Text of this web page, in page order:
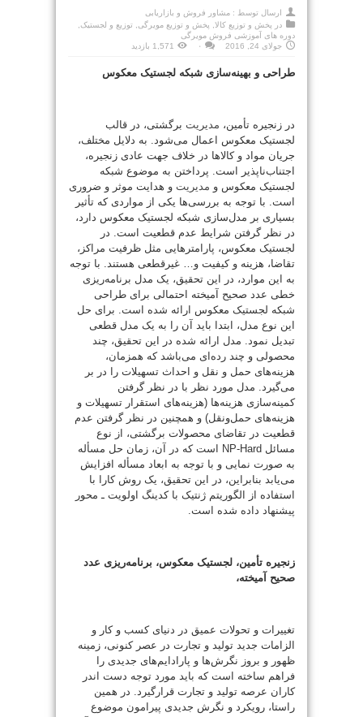
ارسال توسط : مشاور فروش و بازاریابی
در پخش و توزیع کالا, پخش و توزیع مویرگی, توزیع و لجستیک,
دوره های آموزشی فروش مویرگی
جولای 24, 2016
۰ 1,571 بازدید
طراحی و بهینه‌سازی شبکه لجستیک معکوس
در زنجیره تأمین، مدیریت برگشتی، در قالب
لجستیک معکوس اعمال می‌شود. به دلایل مختلف،
جریان مواد و کالاها در خلاف جهت عادی زنجیره،
اجتناب‌ناپذیر است. پرداختن به موضوع شبکه
لجستیک معکوس و مدیریت و هدایت موثر و ضروری
است. با توجه به بررسی‌ها یکی از مواردی که تأثیر
بسیاری بر مدل‌سازی شبکه لجستیک معکوس دارد،
در نظر گرفتن شرایط عدم قطعیت است. در
لجستیک معکوس، پارامترهایی مثل ظرفیت مراکز،
تقاضا، هزینه و کیفیت و… غیرقطعی هستند. با توجه
به این موارد، در این تحقیق، یک مدل برنامه‌ریزی
خطی عدد صحیح آمیخته احتمالی برای طراحی
شبکه لجستیک معکوس ارائه شده است. برای حل
این نوع مدل، ابتدا باید آن را به یک مدل قطعی
تبدیل نمود. مدل ارائه شده در این تحقیق، چند
محصولی و چند رده‌ای می‌باشد که همزمان،
هزینه‌های حمل و نقل و احداث تسهیلات را در بر
می‌گیرد. مدل مورد نظر با در نظر گرفتن
کمینه‌سازی هزینه‌ها (هزینه‌های استقرار تسهیلات و
هزینه‌های حمل‌و‌نقل) و همچنین در نظر گرفتن عدم
قطعیت در تقاضای محصولات برگشتی، از نوع
مسائل NP-Hard است که در آن، زمان حل مسأله
به صورت نمایی و با توجه به ابعاد مسأله افزایش
می‌یابد بنابراین، در این تحقیق، یک روش کارا با
استفاده از الگوریتم ژنتیک با کدینگ اولویت ـ محور
پیشنهاد داده شده است.
زنجیره تأمین، لجستیک معکوس، برنامه‌ریزی عدد
صحیح آمیخته،
تغییرات و تحولات عمیق در دنیای کسب و کار و
الزامات جدید تولید و تجارت در عصر کنونی، زمینه
ظهور و بروز نگرش‌ها و پارادایم‌های جدیدی را
فراهم ساخته است که باید مورد توجه دست اندر
کاران عرصه تولید و تجارت قرارگیرد. در همین
راستا، رویکرد و نگرش‌ جدیدی پیرامون موضوع